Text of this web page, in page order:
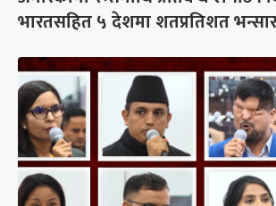
भारतसहित ५ देशमा शतप्रतिशत